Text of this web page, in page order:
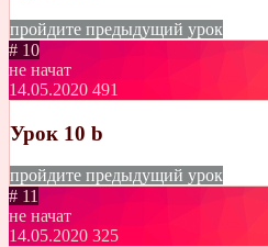
пройдите предыдущий урок
# 10
не начат
14.05.2020 491
Урок 10 b
пройдите предыдущий урок
# 11
не начат
14.05.2020 325